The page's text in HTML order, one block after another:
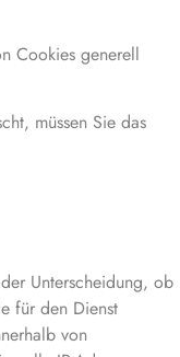
Cookies generell
müssen Sie das
Unterscheidung, ob
für den Dienst
von